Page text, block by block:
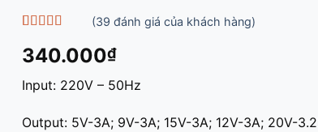
trênđánh
giá
(39 đánh giá của khách hàng)
340.000₫
Input: 220V – 50Hz
Output: 5V-3A; 9V-3A; 15V-3A; 12V-3A; 20V-